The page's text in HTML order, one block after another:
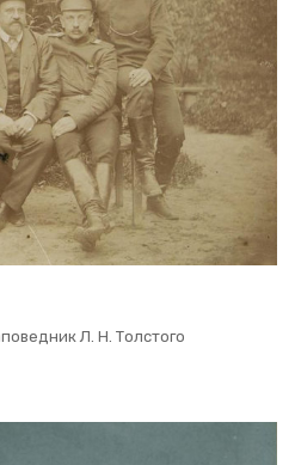
Л. Н. Тол­сто­го